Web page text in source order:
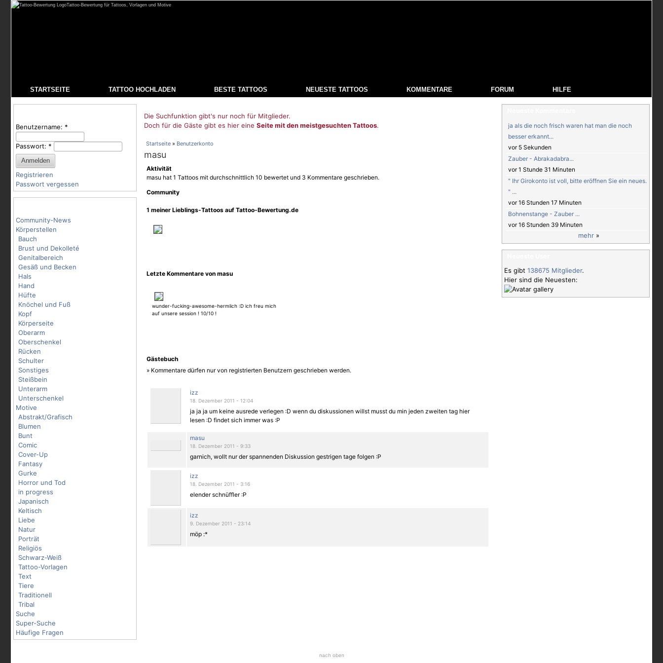
Tattoo-Bewertung für Tattoos, Vorlagen und Motive
STARTSEITE TATTOO HOCHLADEN BESTE TATTOOS NEUESTE TATTOOS KOMMENTARE FORUM HILFE
Benutzername: *
Passwort: *
Registrieren
Passwort vergessen
Community-News
Körperstellen
Bauch
Brust und Dekolleté
Genitalbereich
Gesäß und Becken
Hals
Hand
Hüfte
Knöchel und Fuß
Kopf
Körperseite
Oberarm
Oberschenkel
Rücken
Schulter
Sonstiges
Steißbein
Unterarm
Unterschenkel
Motive
Abstrakt/Grafisch
Blumen
Bunt
Comic
Cover-Up
Fantasy
Gurke
Horror und Tod
in progress
Japanisch
Keltisch
Liebe
Natur
Porträt
Religiös
Schwarz-Weiß
Tattoo-Vorlagen
Text
Tiere
Traditionell
Tribal
Suche
Super-Suche
Häufige Fragen
Die Suchfunktion gibt's nur noch für Mitglieder.
Doch für die Gäste gibt es hier eine Seite mit den meistgesuchten Tattoos.
Startseite » Benutzerkonto
masu
Aktivität
masu hat 1 Tattoos mit durchschnittlich 10 bewertet und 3 Kommentare geschrieben.
Community
1 meiner Lieblings-Tattoos auf Tattoo-Bewertung.de
Letzte Kommentare von masu
wunder-fucking-awesome-hermlich :D ich freu mich
auf unsere session ! 10/10 !
Gästebuch
» Kommentare dürfen nur von registrierten Benutzern geschrieben werden.
izz
18. Dezember 2011 - 12:04
ja ja ja um keine ausrede verlegen :D wenn du diskussionen willst musst du min jeden zweiten tag hier
lesen :D findet sich immer was :P
masu
18. Dezember 2011 - 9:33
garnich, wollt nur der spannenden Diskussion gestrigen tage folgen :P
izz
18. Dezember 2011 - 3:16
elender schnüffler :P
izz
9. Dezember 2011 - 23:14
möp :*
ja als die noch frisch waren hat man die noch
besser erkannt...
vor 5 Sekunden
Zauber - Abrakadabra...
vor 1 Stunde 31 Minuten
" Ihr Girokonto ist voll, bitte eröffnen Sie ein neues.
" ...
vor 16 Stunden 17 Minuten
Bohnenstange - Zauber ...
vor 16 Stunden 39 Minuten
mehr »
Es gibt 138675 Mitglieder.
Hier sind die Neuesten:
nach oben